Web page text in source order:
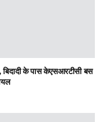
के पास केएसआरटीसी बस